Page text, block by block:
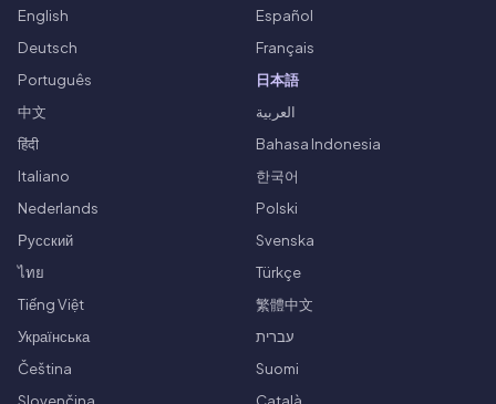
English
Español
Deutsch
Français
Português
日本語
中文
العربية
हिंदी
Bahasa Indonesia
Italiano
한국어
Nederlands
Polski
Русский
Svenska
ไทย
Türkçe
Tiếng Việt
繁體中文
Українська
עברית
Čeština
Suomi
Slovenčina
Català